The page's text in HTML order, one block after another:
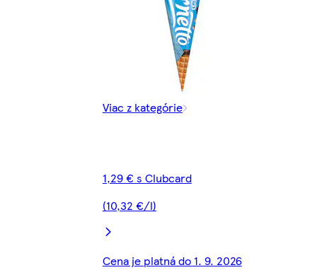
Viac z kategórie
1,29 € s Clubcard
(10,32 €/l)
Cena je platná do 1. 9. 2026